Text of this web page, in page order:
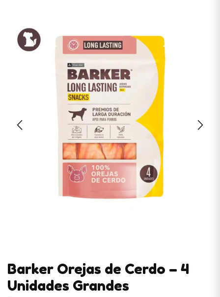
Barker Orejas de Cerdo – 4
Unidades Grandes